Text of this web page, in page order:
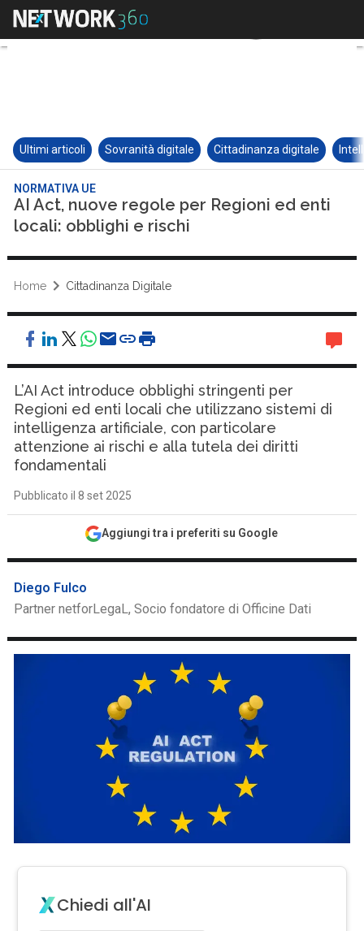
Ultimi articoli Sovranità digitale Cittadinanza digitale
NORMATIVA UE
AI Act, nuove regole per Regioni ed enti
locali: obblighi e rischi
Home Cittadinanza Digitale
L’AI Act introduce obblighi stringenti per
Regioni ed enti locali che utilizzano sistemi di
intelligenza artificiale, con particolare
attenzione ai rischi e alla tutela dei diritti
fondamentali
Pubblicato il 8 set 2025
Aggiungi tra i preferiti su Google
Diego Fulco
Partner netforLegaL, Socio fondatore di Officine Dati
Chiedi all'AI